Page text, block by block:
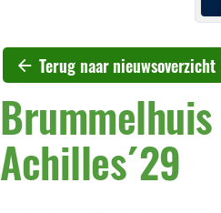
Terug naar nieuwsoverzicht
Achilles´29